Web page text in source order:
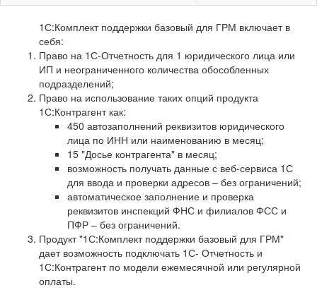
1С:Комплект поддержки базовый для ГРМ включает в
себя:
Право на 1С-Отчетность для 1 юридического лица или
ИП и неограниченного количества обособленных
подразделений;
Право на использование таких опций продукта
1С:Контрагент как:
450 автозаполнений реквизитов юридического
лица по ИНН или наименованию в месяц;
15 "Досье контрагента" в месяц;
возможность получать данные с веб-сервиса 1С
для ввода и проверки адресов – без ограничений;
автоматическое заполнение и проверка
реквизитов инспекций ФНС и филиалов ФСС и
ПФР – без ограничений.
Продукт "1С:Комплект поддержки базовый для ГРМ"
дает возможность подключать 1С- Отчетность и
1С:Контрагент по модели ежемесячной или регулярной
оплаты.